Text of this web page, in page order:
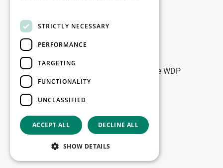
Contact
Blijf op de hoogte
Blijf up-to-date: meld u aan voor onze WDP
Marketing nieuwsbrieven
Copyright © 2026
STRICTLY NECESSARY
PERFORMANCE
TARGETING
FUNCTIONALITY
UNCLASSIFIED
ACCEPT ALL DECLINE ALL
SHOW DETAILS